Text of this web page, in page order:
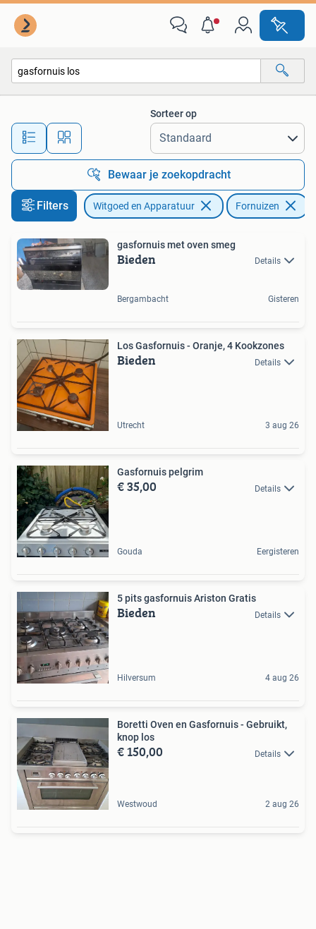
Alle afstanden…
Sorteer op
Bewaar je zoekopdracht
Filters Witgoed en Apparatuur Fornuizen
gasfornuis met oven smeg
Bieden Details
Bergambacht Gisteren
Los Gasfornuis - Oranje, 4 Kookzones
Bieden Details
Utrecht 3 aug 26
Gasfornuis pelgrim
€ 35,00 Details
Gouda Eergisteren
5 pits gasfornuis Ariston Gratis
Bieden Details
Hilversum 4 aug 26
Boretti Oven en Gasfornuis - Gebruikt,
knop los
€ 150,00 Details
Westwoud 2 aug 26